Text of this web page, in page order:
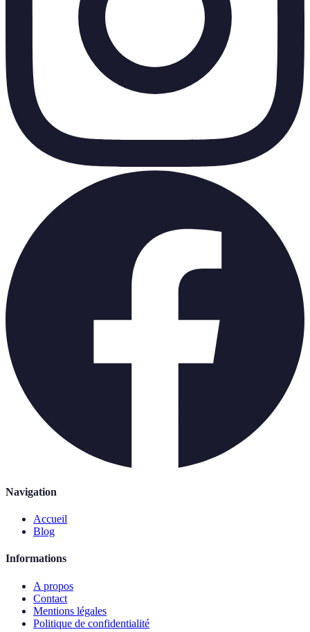
Navigation
Accueil
Blog
Informations
A propos
Contact
Mentions légales
Politique de confidentialité